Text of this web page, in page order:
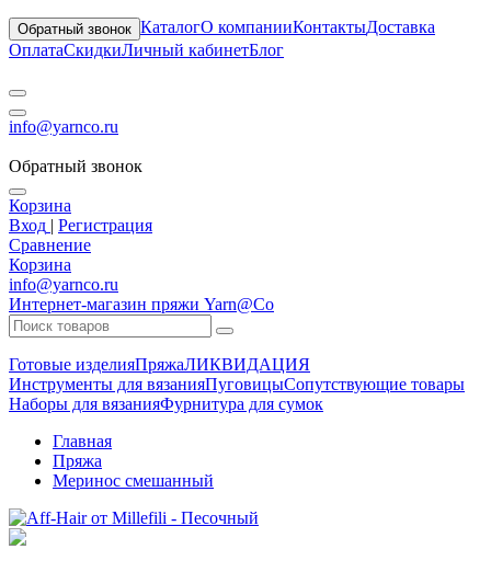
Обратный звонок КаталогО компанииКонтактыДоставка
ОплатаСкидкиЛичный кабинетБлог
info@yarnco.ru
Обратный звонок
Корзина
Вход | Регистрация
Сравнение
Корзина
info@yarnco.ru
Интернет-магазин пряжи Yarn@Co
Готовые изделияПряжаЛИКВИДАЦИЯ
Инструменты для вязанияПуговицыСопутствующие товары
Наборы для вязанияФурнитура для сумок
Главная
Пряжа
Меринос смешанный